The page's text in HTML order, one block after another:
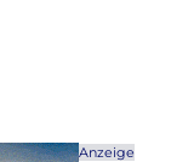
Anzeige